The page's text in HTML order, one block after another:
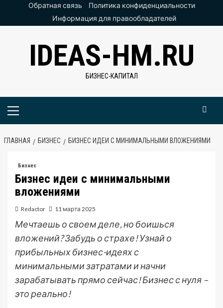
ПерейтиОбратная связь
Политика конфиденциальности
Информация для правообладателей
IDEAS-HM.RU
БИЗНЕС-КАПИТАЛ
Основное
ГЛАВНАЯ БИЗНЕС БИЗНЕС ИДЕИ С МИНИМАЛЬНЫМИ ВЛОЖЕНИЯМИ
Бизнес
Бизнес идеи с минимальными
вложениями
Redactor 11 марта 2025
Мечтаешь о своем деле, но боишься
вложений? Забудь о страхе! Узнай о
прибыльных бизнес-идеях с
минимальными затратами и начни
зарабатывать прямо сейчас! Бизнес с нуля –
это реально!